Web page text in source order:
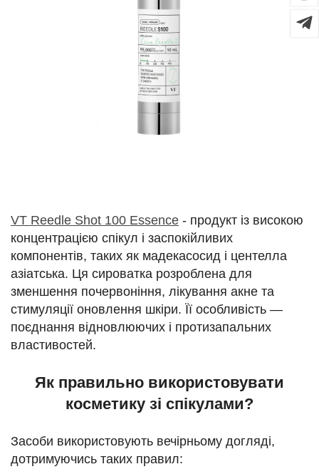
VT Reedle Shot 100 Essence - продукт із високою
концентрацією спікул і заспокійливих
компонентів, таких як мадекасосид і центелла
азіатська. Ця сироватка розроблена для
зменшення почервоніння, лікування акне та
стимуляції оновлення шкіри. Її особливість —
поєднання відновлюючих і протизапальних
властивостей.
Як правильно використовувати
косметику зі спікулами?
Засоби використовують вечірньому догляді,
дотримуючись таких правил: